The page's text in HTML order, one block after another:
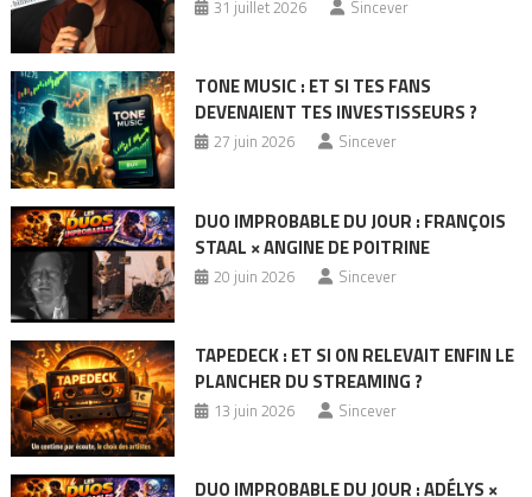
31 juillet 2026 Sincever
TONE MUSIC : ET SI TES FANS
DEVENAIENT TES INVESTISSEURS ?
27 juin 2026 Sincever
DUO IMPROBABLE DU JOUR : FRANÇOIS
STAAL × ANGINE DE POITRINE
20 juin 2026 Sincever
TAPEDECK : ET SI ON RELEVAIT ENFIN LE
PLANCHER DU STREAMING ?
13 juin 2026 Sincever
DUO IMPROBABLE DU JOUR : ADÉLYS ×